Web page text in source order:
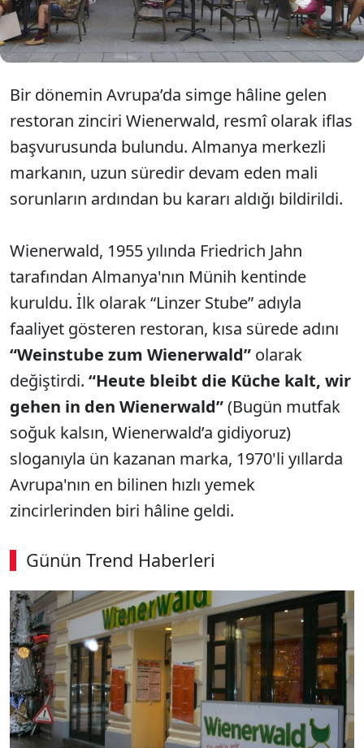
Bir dönemin Avrupa’da simge hâline gelen
restoran zinciri Wienerwald, resmî olarak iflas
başvurusunda bulundu. Almanya merkezli
markanın, uzun süredir devam eden mali
sorunların ardından bu kararı aldığı bildirildi.
Wienerwald, 1955 yılında Friedrich Jahn
tarafından Almanya'nın Münih kentinde
kuruldu. İlk olarak “Linzer Stube” adıyla
faaliyet gösteren restoran, kısa sürede adını
“Weinstube zum Wienerwald” olarak
değiştirdi. “Heute bleibt die Küche kalt, wir
gehen in den Wienerwald”(Bugün mutfak
soğuk kalsın, Wienerwald’a gidiyoruz)
sloganıyla ün kazanan marka, 1970'li yıllarda
Avrupa'nın en bilinen hızlı yemek
zincirlerinden biri hâline geldi.
Günün Trend Haberleri
00:02 / 08:15
Sesi Aç